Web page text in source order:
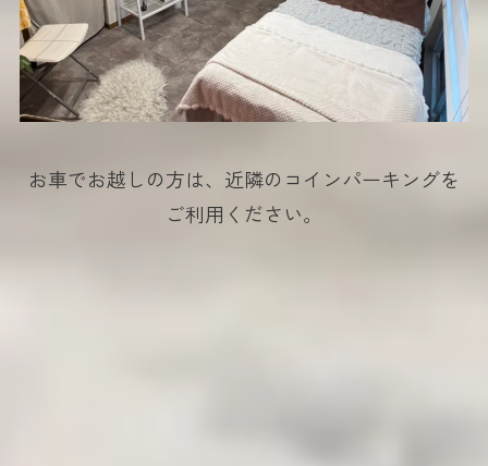
お車でお越しの方は、近隣のコインパーキングを
ご利用ください。